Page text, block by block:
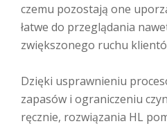
czemu pozostają one
łatwe do przeglądania
zwiększonego ruchu
Dzięki usprawnieniu
zapasów i ograniczeniu
ręcznie, rozwiązania HL